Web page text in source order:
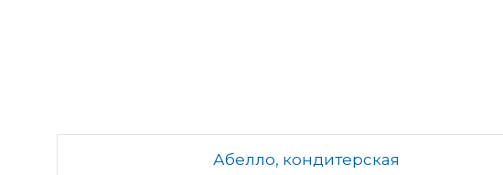
Абелло, кондитерская